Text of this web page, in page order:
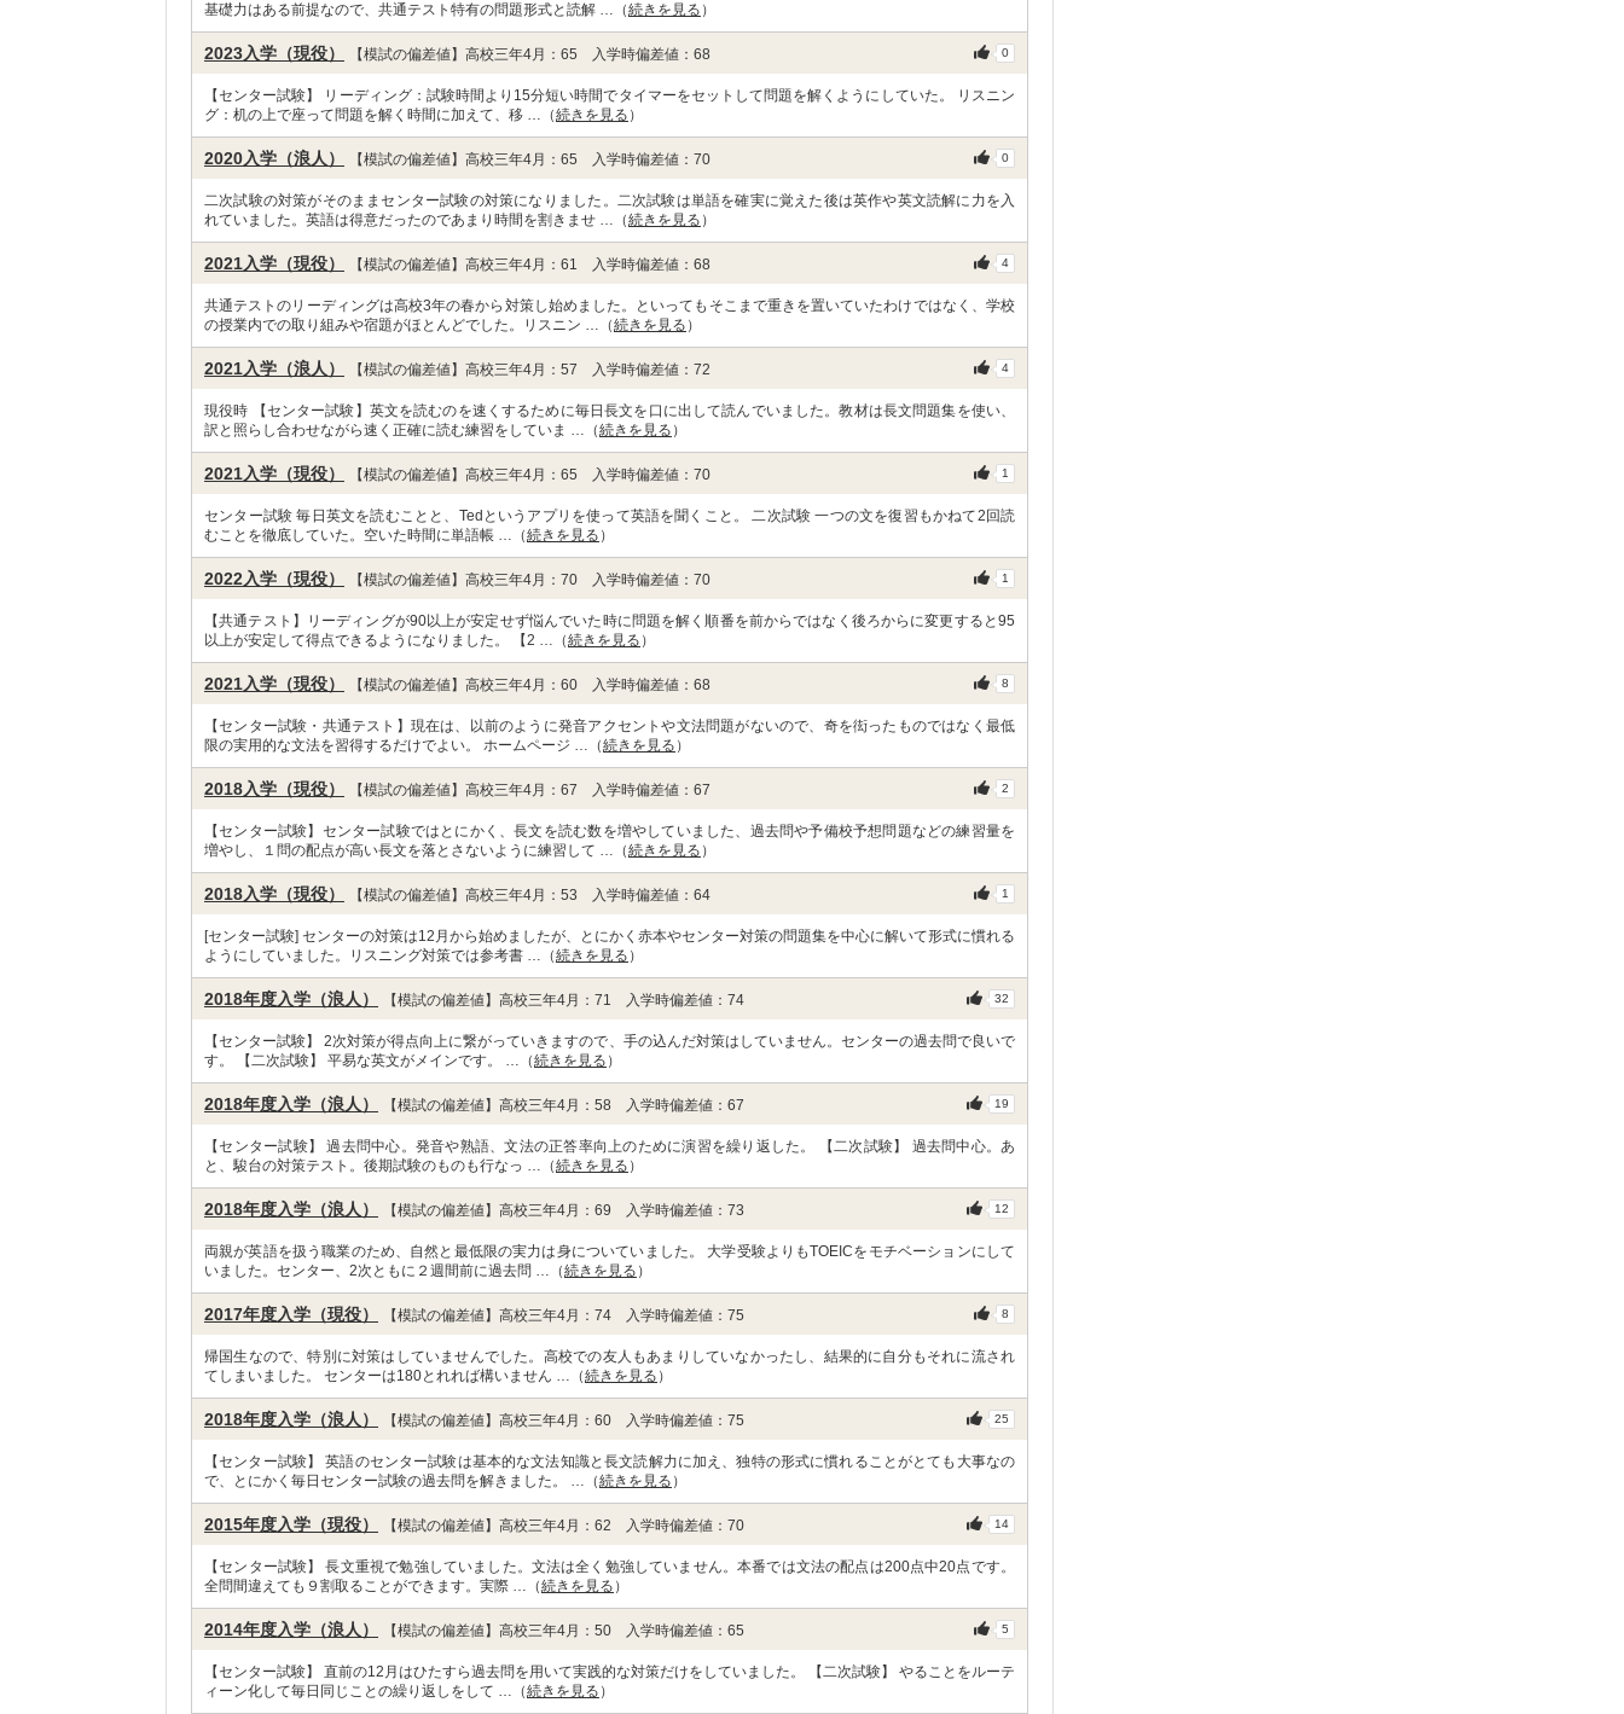
基礎力はある前提なので、共通テスト特有の問題形式と読解 …（続きを見る ）
2023入学（現役） 【模試の偏差値】高校三年4月：65 入学時偏差値：68 0
【センター試験】 リーディング：試験時間より15分短い時間でタイマーをセットして問題を解くようにしていた。 リスニン
グ：机の上で座って問題を解く時間に加えて、移 …（続きを見る ）
2020入学（浪人） 【模試の偏差値】高校三年4月：65 入学時偏差値：70 0
二次試験の対策がそのままセンター試験の対策になりました。二次試験は単語を確実に覚えた後は英作や英文読解に力を入
れていました。英語は得意だったのであまり時間を割きませ …（続きを見る ）
2021入学（現役） 【模試の偏差値】高校三年4月：61 入学時偏差値：68 4
共通テストのリーディングは高校3年の春から対策し始めました。といってもそこまで重きを置いていたわけではなく、学校
の授業内での取り組みや宿題がほとんどでした。リスニン …（続きを見る ）
2021入学（浪人） 【模試の偏差値】高校三年4月：57 入学時偏差値：72 4
現役時 【センター試験】英文を読むのを速くするために毎日長文を口に出して読んでいました。教材は長文問題集を使い、
訳と照らし合わせながら速く正確に読む練習をしていま …（続きを見る ）
2021入学（現役） 【模試の偏差値】高校三年4月：65 入学時偏差値：70 1
センター試験 毎日英文を読むことと、Tedというアプリを使って英語を聞くこと。 二次試験 一つの文を復習もかねて2回読
むことを徹底していた。空いた時間に単語帳 …（続きを見る ）
2022入学（現役） 【模試の偏差値】高校三年4月：70 入学時偏差値：70 1
【共通テスト】リーディングが90以上が安定せず悩んでいた時に問題を解く順番を前からではなく後ろからに変更すると95
以上が安定して得点できるようになりました。 【2 …（続きを見る ）
2021入学（現役） 【模試の偏差値】高校三年4月：60 入学時偏差値：68 8
【センター試験・共通テスト】現在は、以前のように発音アクセントや文法問題がないので、奇を衒ったものではなく最低
限の実用的な文法を習得するだけでよい。 ホームページ …（続きを見る ）
2018入学（現役） 【模試の偏差値】高校三年4月：67 入学時偏差値：67 2
【センター試験】センター試験ではとにかく、長文を読む数を増やしていました、過去問や予備校予想問題などの練習量を
増やし、１問の配点が高い長文を落とさないように練習して …（続きを見る ）
2018入学（現役） 【模試の偏差値】高校三年4月：53 入学時偏差値：64 1
[センター試験] センターの対策は12月から始めましたが、とにかく赤本やセンター対策の問題集を中心に解いて形式に慣れる
ようにしていました。リスニング対策では参考書 …（続きを見る ）
2018年度入学（浪人） 【模試の偏差値】高校三年4月：71 入学時偏差値：74 32
【センター試験】 2次対策が得点向上に繋がっていきますので、手の込んだ対策はしていません。センターの過去問で良いで
す。 【二次試験】 平易な英文がメインです。 …（続きを見る ）
2018年度入学（浪人） 【模試の偏差値】高校三年4月：58 入学時偏差値：67 19
【センター試験】 過去問中心。発音や熟語、文法の正答率向上のために演習を繰り返した。 【二次試験】 過去問中心。あ
と、駿台の対策テスト。後期試験のものも行なっ …（続きを見る ）
2018年度入学（浪人） 【模試の偏差値】高校三年4月：69 入学時偏差値：73 12
両親が英語を扱う職業のため、自然と最低限の実力は身についていました。 大学受験よりもTOEICをモチベーションにして
いました。センター、2次ともに２週間前に過去問 …（続きを見る ）
2017年度入学（現役） 【模試の偏差値】高校三年4月：74 入学時偏差値：75 8
帰国生なので、特別に対策はしていませんでした。高校での友人もあまりしていなかったし、結果的に自分もそれに流され
てしまいました。 センターは180とれれば構いません …（続きを見る ）
2018年度入学（浪人） 【模試の偏差値】高校三年4月：60 入学時偏差値：75 25
【センター試験】 英語のセンター試験は基本的な文法知識と長文読解力に加え、独特の形式に慣れることがとても大事なの
で、とにかく毎日センター試験の過去問を解きました。 …（続きを見る ）
2015年度入学（現役） 【模試の偏差値】高校三年4月：62 入学時偏差値：70 14
【センター試験】 長文重視で勉強していました。文法は全く勉強していません。本番では文法の配点は200点中20点です。
全問間違えても９割取ることができます。実際 …（続きを見る ）
2014年度入学（浪人） 【模試の偏差値】高校三年4月：50 入学時偏差値：65 5
【センター試験】 直前の12月はひたすら過去問を用いて実践的な対策だけをしていました。 【二次試験】 やることをルーテ
ィーン化して毎日同じことの繰り返しをして …（続きを見る ）